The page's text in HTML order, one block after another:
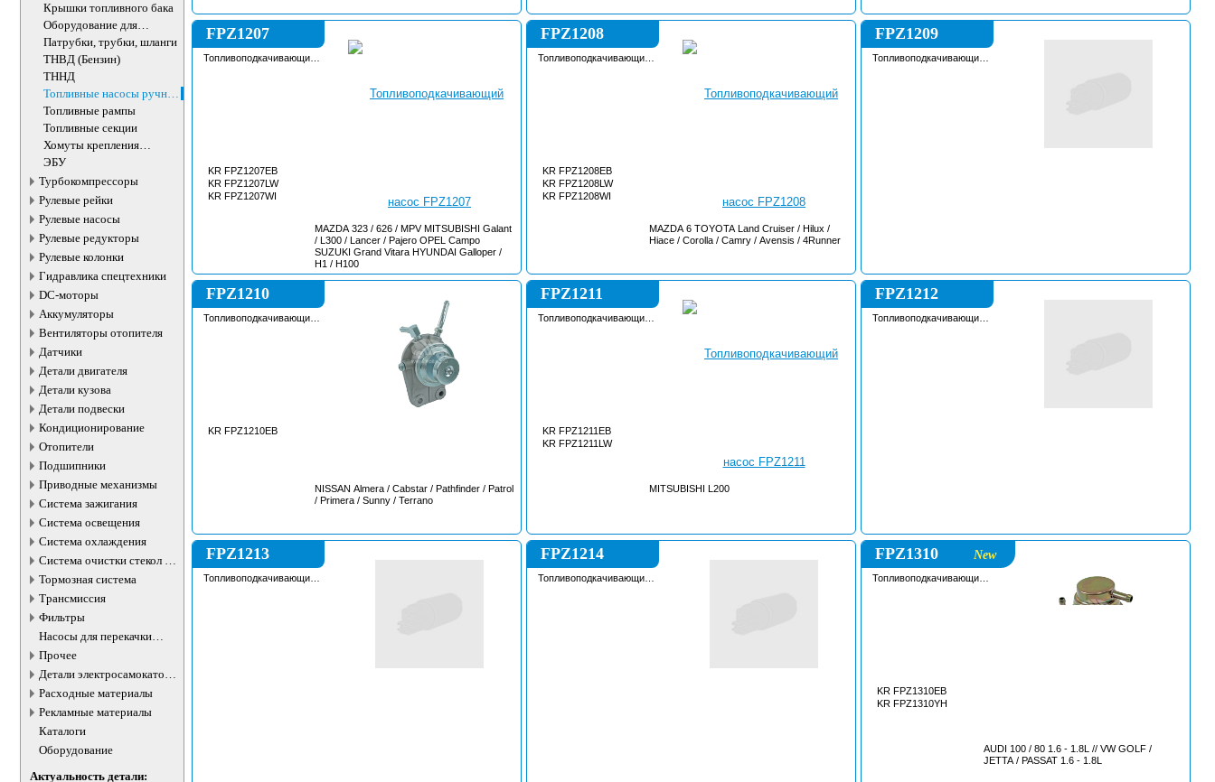
Крышки топливного бака
Оборудование для
топливной аппаратуры
Патрубки, трубки, шланги
ТНВД (Бензин)
ТННД
Топливные насосы ручной
подкачки
Топливные рампы
Топливные секции
Хомуты крепления
топливного бака
ЭБУ
Турбокомпрессоры
Рулевые рейки
Рулевые насосы
Рулевые редукторы
Рулевые колонки
Гидравлика спецтехники
DC-моторы
Аккумуляторы
Вентиляторы отопителя
Датчики
Детали двигателя
Детали кузова
Детали подвески
Кондиционирование
Отопители
Подшипники
Приводные механизмы
Система зажигания
Система освещения
Система охлаждения
Система очистки стекол и
фар
Тормозная система
Трансмиссия
Фильтры
Насосы для перекачки
жидкостей
Прочее
Детали электросамокатов и
электротранспорта
Расходные материалы
Рекламные материалы
Каталоги
Оборудование
Актуальность детали:
FPZ1207
Топливоподкачивающий
KR FPZ1207EB
KR FPZ1207LW
KR FPZ1207WI
MAZDA 323 / 626 / MPV MITSUBISHI Galant
/ L300 / Lancer / Pajero OPEL Campo
SUZUKI Grand Vitara HYUNDAI Galloper /
H1 / H100
FPZ1208
Топливоподкачивающий
KR FPZ1208EB
KR FPZ1208LW
KR FPZ1208WI
MAZDA 6 TOYOTA Land Cruiser / Hilux /
Hiace / Corolla / Camry / Avensis / 4Runner
FPZ1209
Топливоподкачивающий
FPZ1210
Топливоподкачивающий
KR FPZ1210EB
NISSAN Almera / Cabstar / Pathfinder / Patrol
/ Primera / Sunny / Terrano
FPZ1211
Топливоподкачивающий
KR FPZ1211EB
KR FPZ1211LW
MITSUBISHI L200
FPZ1212
Топливоподкачивающий
FPZ1213
Топливоподкачивающий
FPZ1214
Топливоподкачивающий
FPZ1310 New
Топливоподкачивающий
KR FPZ1310EB
KR FPZ1310YH
AUDI 100 / 80 1.6 - 1.8L // VW GOLF /
JETTA / PASSAT 1.6 - 1.8L